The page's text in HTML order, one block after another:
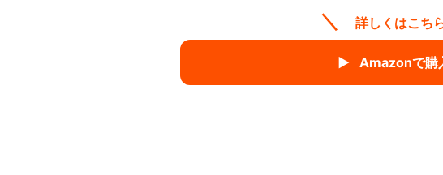
詳しくはこち
Amazonで購